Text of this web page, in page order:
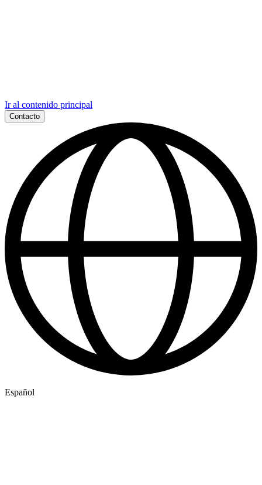
Ir al contenido principal
Contacto
Español